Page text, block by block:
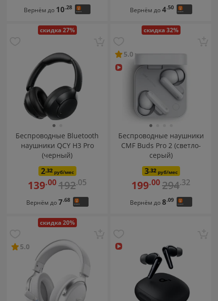
Вернём до 10.28 Вернём до4.50
скидка 27%
Беспроводные Bluetooth
наушники QCY H3 Pro
(черный)
2.32руб/мес
139.00192.05
Вернём до7.68
скидка 32%
5.0
Беспроводные наушники
CMF Buds Pro 2 (светло-
серый)
3.32руб/мес
199.00294.32
Вернём до8.09
скидка 20%
5.0